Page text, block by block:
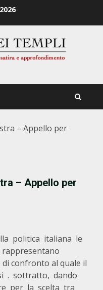
– Appello per
– Appello per
politica italiana le
confronto al quale il
. sottratto, dando
per la scelta tra